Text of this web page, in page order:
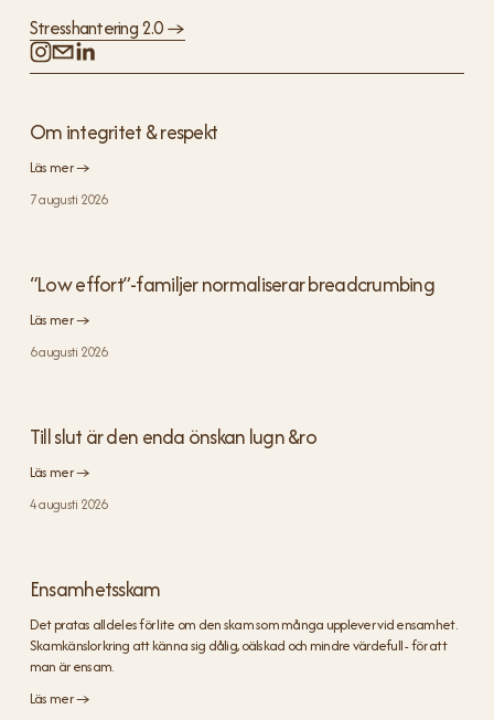
Stresshantering 2.0 →
Om integritet & respekt
Läs mer →
7 augusti 2026
“Low effort”-familjer normaliserar breadcrumbing
Läs mer →
6 augusti 2026
Till slut är den enda önskan lugn &ro
Läs mer →
4 augusti 2026
Ensamhetsskam
Det pratas alldeles för lite om den skam som många upplever vid ensamhet.
Skamkänslor kring att känna sig dålig, oälskad och mindre värdefull - för att
man är ensam.
Läs mer →